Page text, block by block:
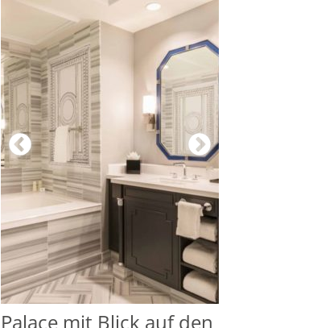
Palace mit Blick auf den